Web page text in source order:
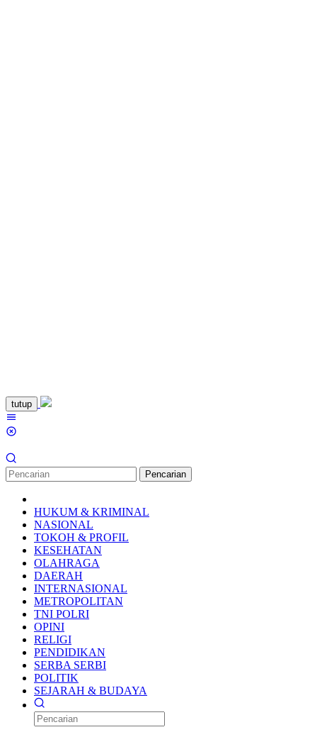
Loncat
ke
konten
tutup
Pencarian
HUKUM & KRIMINAL
NASIONAL
TOKOH & PROFIL
KESEHATAN
OLAHRAGA
DAERAH
INTERNASIONAL
METROPOLITAN
TNI POLRI
OPINI
RELIGI
PENDIDIKAN
SERBA SERBI
POLITIK
SEJARAH & BUDAYA